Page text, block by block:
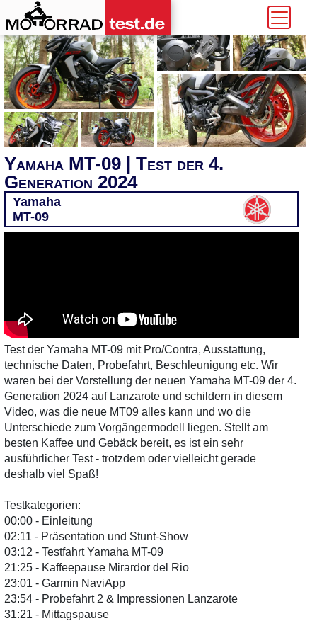
Yamaha MT-09 | Test der 4.
Generation 2024
Yamaha
MT-09
Test der Yamaha MT-09 mit Pro/Contra, Ausstattung,
technische Daten, Probefahrt, Beschleunigung etc. Wir
waren bei der Vorstellung der neuen Yamaha MT-09 der 4.
Generation 2024 auf Lanzarote und schildern in diesem
Video, was die neue MT09 alles kann und wo die
Unterschiede zum Vorgängermodell liegen. Stellt am
besten Kaffee und Gebäck bereit, es ist ein sehr
ausführlicher Test - trotzdem oder vielleicht gerade
deshalb viel Spaß!
Testkategorien:
00:00 - Einleitung
02:11 - Präsentation und Stunt-Show
03:12 - Testfahrt Yamaha MT-09
21:25 - Kaffeepause Mirardor del Rio
23:01 - Garmin NaviApp
23:54 - Probefahrt 2 & Impressionen Lanzarote
31:21 - Mittagspause